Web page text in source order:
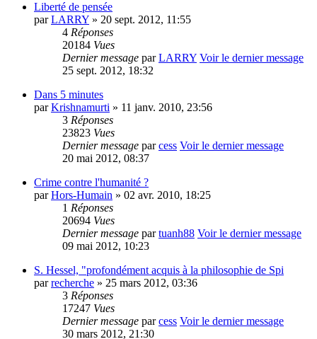
Liberté de pensée
parLARRY » 20 sept. 2012, 11:55
4 Réponses
20184 Vues
Dernier message parLARRY Voir le dernier message
25 sept. 2012, 18:32
Dans 5 minutes
parKrishnamurti » 11 janv. 2010, 23:56
3 Réponses
23823 Vues
Dernier message parcess Voir le dernier message
20 mai 2012, 08:37
Crime contre l'humanité ?
parHors-Humain » 02 avr. 2010, 18:25
1 Réponses
20694 Vues
Dernier message partuanh88 Voir le dernier message
09 mai 2012, 10:23
S. Hessel, "profondément acquis à la philosophie de Spi
parrecherche » 25 mars 2012, 03:36
3 Réponses
17247 Vues
Dernier message parcess Voir le dernier message
30 mars 2012, 21:30